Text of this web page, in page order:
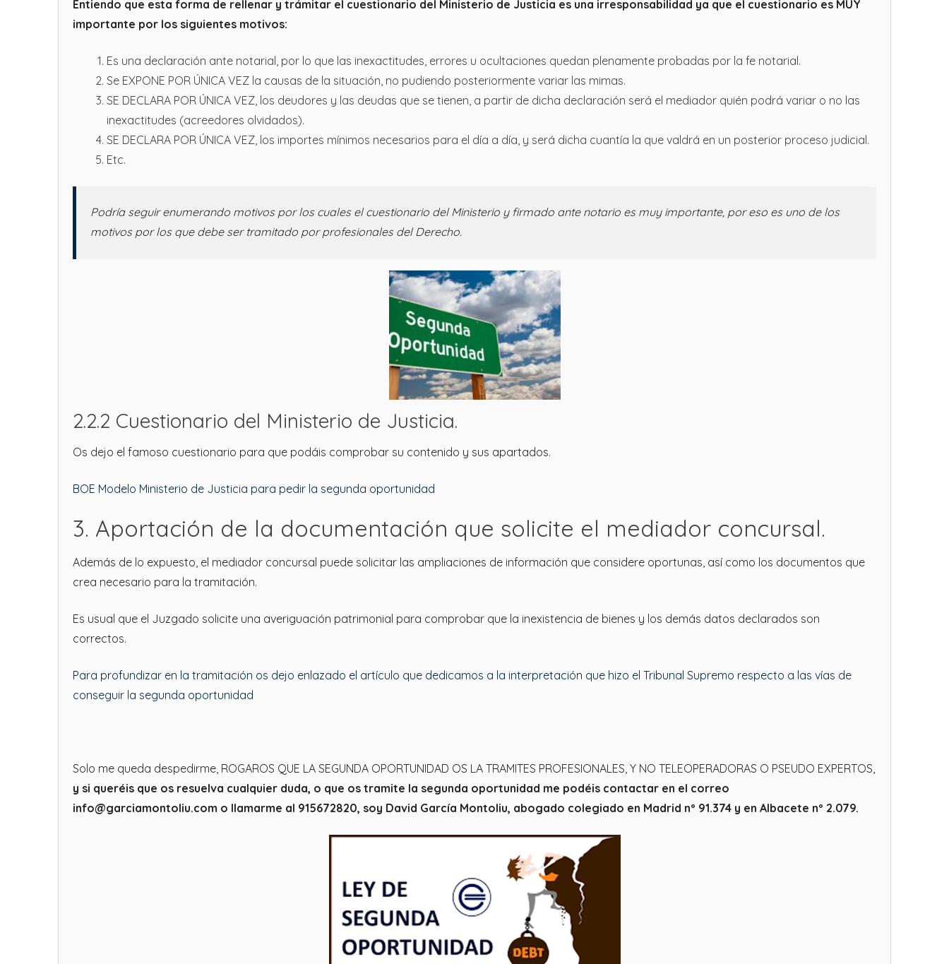
Entiendo que esta forma de rellenar y trámitar el cuestionario del Ministerio de Justicia es una irresponsabilidad ya que el cuestionario es MUY
importante por los siguientes motivos:
Es una declaración ante notarial, por lo que las inexactitudes, errores u ocultaciones quedan plenamente probadas por la fe notarial.
Se EXPONE POR ÚNICA VEZ la causas de la situación, no pudiendo posteriormente variar las mimas.
SE DECLARA POR ÚNICA VEZ, los deudores y las deudas que se tienen, a partir de dicha declaración será el mediador quién podrá variar o no las
inexactitudes (acreedores olvidados).
SE DECLARA POR ÚNICA VEZ, los importes mínimos necesarios para el día a día, y será dicha cuantía la que valdrá en un posterior proceso judicial.
Etc.
Podría seguir enumerando motivos por los cuales el cuestionario del Ministerio y firmado ante notario es muy importante, por eso es uno de los
motivos por los que debe ser tramitado por profesionales del Derecho.
2.2.2 Cuestionario del Ministerio de Justicia.
Os dejo el famoso cuestionario para que podáis comprobar su contenido y sus apartados.
BOE Modelo Ministerio de Justicia para pedir la segunda oportunidad
3. Aportación de la documentación que solicite el mediador concursal.
Además de lo expuesto, el mediador concursal puede solicitar las ampliaciones de información que considere oportunas, así como los documentos que
crea necesario para la tramitación.
Es usual que el Juzgado solicite una averiguación patrimonial para comprobar que la inexistencia de bienes y los demás datos declarados son
correctos.
Para profundizar en la tramitación os dejo enlazado el artículo que dedicamos a la interpretación que hizo el Tribunal Supremo respecto a las vías de
conseguir la segunda oportunidad
Solo me queda despedirme, ROGAROS QUE LA SEGUNDA OPORTUNIDAD OS LA TRAMITES PROFESIONALES, Y NO TELEOPERADORAS O PSEUDO EXPERTOS,
y si queréis que os resuelva cualquier duda, o que os tramite la segunda oportunidad me podéis contactar en el correo
info@garciamontoliu.com o llamarme al 915672820, soy David García Montoliu, abogado colegiado en Madrid nº 91.374 y en Albacete nº 2.079.